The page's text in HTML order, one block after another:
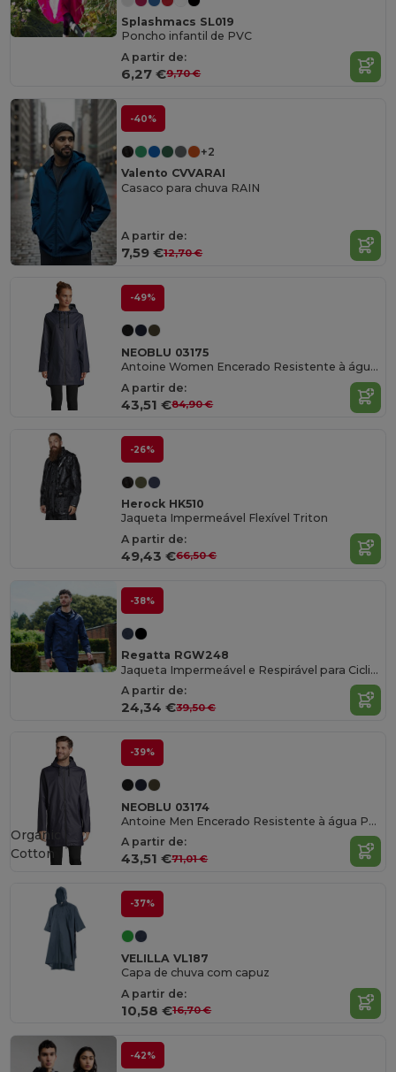
Splashmacs SL019
Poncho infantil de PVC
A partir de:
6,27 €9,70 €
-40%
+2
Valento CVVARAI
Casaco para chuva RAIN
A partir de:
7,59 €12,70 €
-49%
NEOBLU 03175
Antoine Women Encerado Resistente à água Para Senhora
A partir de:
43,51 €84,90 €
-26%
Herock HK510
Jaqueta Impermeável Flexível Triton
A partir de:
49,43 €66,50 €
-38%
Regatta RGW248
Jaqueta Impermeável e Respirável para Ciclistas
A partir de:
24,34 €39,50 €
-39%
NEOBLU 03174
Antoine Men Encerado Resistente à água Para Homem
A partir de:
43,51 €71,01 €
Organic
Cotton
-37%
VELILLA VL187
Capa de chuva com capuz
A partir de:
10,58 €16,70 €
-42%